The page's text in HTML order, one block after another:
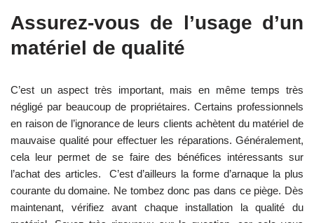
Assurez-vous de l’usage d’un
matériel de qualité
C’est un aspect très important, mais en même temps très
négligé par beaucoup de propriétaires. Certains professionnels
en raison de l’ignorance de leurs clients achètent du matériel de
mauvaise qualité pour effectuer les réparations. Généralement,
cela leur permet de se faire des bénéfices intéressants sur
l’achat des articles. C’est d’ailleurs la forme d’arnaque la plus
courante du domaine. Ne tombez donc pas dans ce piège. Dès
maintenant, vérifiez avant chaque installation la qualité du